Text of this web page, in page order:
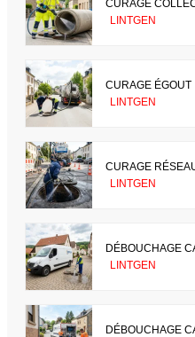
CURAGE
LINTGEN
CURAGE ÉGOUT
LINTGEN
CURAGE
LINTGEN
DÉBOUCHAGE
LINTGEN
DÉBOUCHAGE